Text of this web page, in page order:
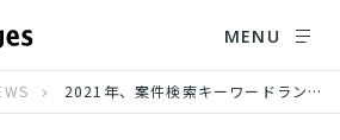
MENU
2021年、案件検索キーワードランキング「リモートワーク」が昨年に引き続き第1位に